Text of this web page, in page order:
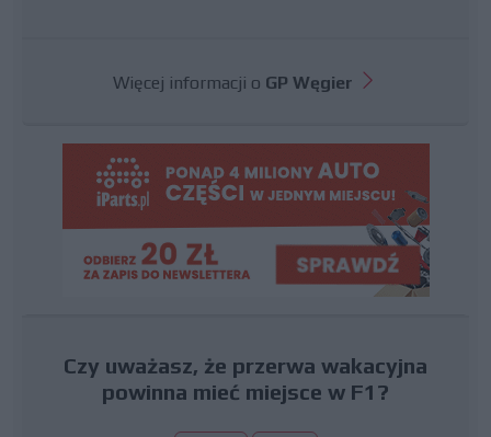
Więcej informacji o GP Węgier
Czy uważasz, że przerwa wakacyjna
powinna mieć miejsce w F1?